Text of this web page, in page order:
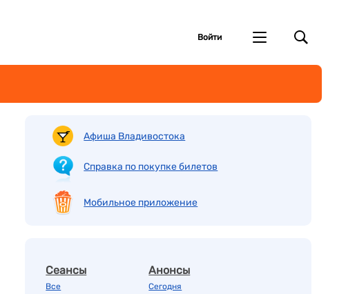
Войти
Афиша Владивостока
Справка по покупке билетов
Мобильное приложение
Сеансы
Все
Анонсы
Сегодня